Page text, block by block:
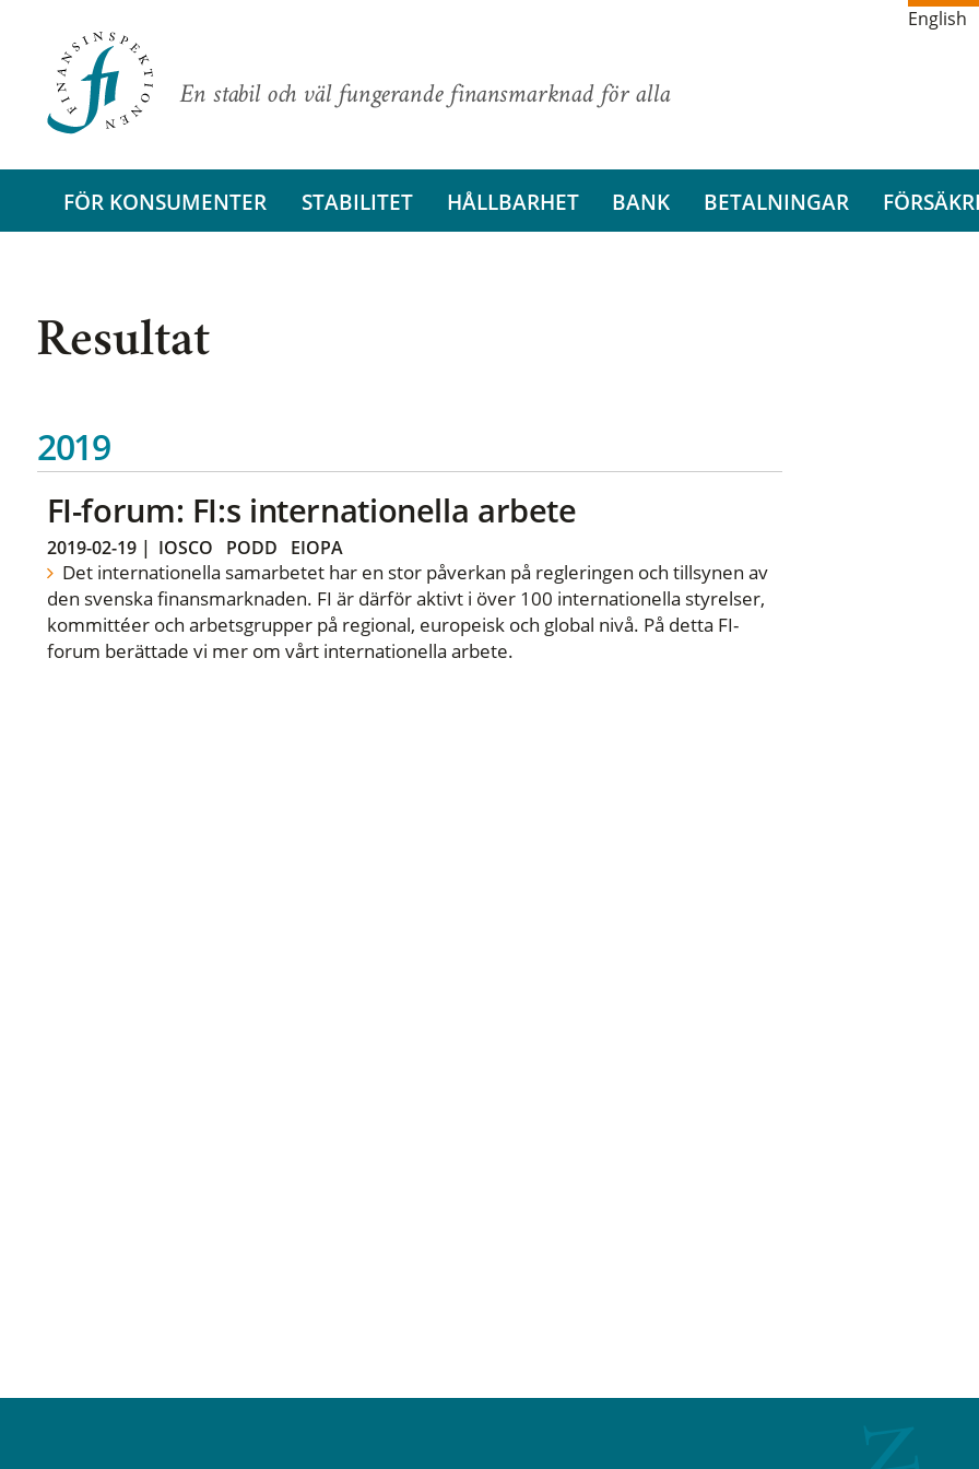
En stabil och väl fungerande finansmarknad för alla
English
FÖR KONSUMENTER STABILITET HÅLLBARHET BANK BETALNINGAR
Resultat
2019
FI-forum: FI:s internationella arbete
2019-02-19| IOSCO PODD EIOPA
Det internationella samarbetet har en stor påverkan på regleringen och tillsynen av
den svenska finansmarknaden. FI är därför aktivt i över 100 internationella styrelser,
kommittéer och arbetsgrupper på regional, europeisk och global nivå. På detta FI-
forum berättade vi mer om vårt internationella arbete.